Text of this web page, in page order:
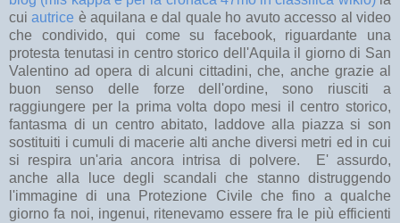
cuiautrice è aquilana e dal quale ho avuto accesso al video
che condivido, qui come su facebook, riguardante una
protesta tenutasi in centro storico dell'Aquila il giorno di San
Valentino ad opera di alcuni cittadini, che, anche grazie al
buon senso delle forze dell'ordine, sono riusciti a
raggiungere per la prima volta dopo mesi il centro storico,
fantasma di un centro abitato, laddove alla piazza si son
sostituiti i cumuli di macerie alti anche diversi metri ed in cui
si respira un'aria ancora intrisa di polvere. E' assurdo,
anche alla luce degli scandali che stanno distruggendo
l'immagine di una Protezione Civile che fino a qualche
giorno fa noi, ingenui, ritenevamo essere fra le più efficienti